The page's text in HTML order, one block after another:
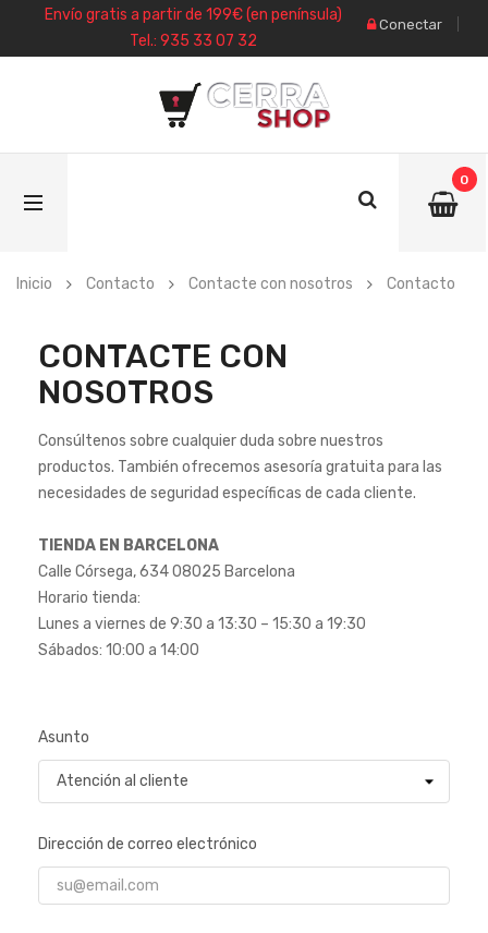
Envío gratis a partir de 199€ (en península)
Tel.: 935 33 07 32
Conectar
0
Inicio Contacto Contacte con nosotros Contacto
CONTACTE CON
NOSOTROS
Consúltenos sobre cualquier duda sobre nuestros
productos. También ofrecemos asesoría gratuita para las
necesidades de seguridad específicas de cada cliente.
TIENDA EN BARCELONA
Calle Córsega, 634 08025 Barcelona
Horario tienda:
Lunes a viernes de 9:30 a 13:30 – 15:30 a 19:30
Sábados: 10:00 a 14:00
Asunto
Dirección de correo electrónico